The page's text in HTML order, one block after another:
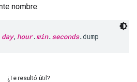
nombre:
day, hour.min. seconds.dump
¿Te resultó útil?